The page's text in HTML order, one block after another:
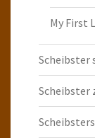
My First
Scheibster
Scheibster